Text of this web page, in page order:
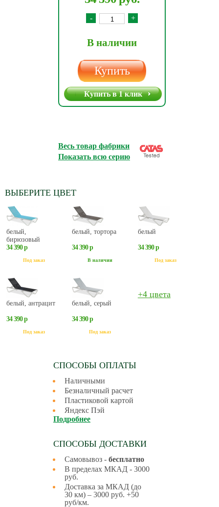
- +
В наличии
Купить
Купить в 1 клик
Весь товар фабрики
Показать всю серию
ВЫБЕРИТЕ ЦВЕТ
белый,
бирюзовый
34 390 р
Под заказ
белый, тортора
34 390 р
В наличии
белый
34 390 р
Под заказ
белый, антрацит
34 390 р
Под заказ
белый, серый
34 390 р
Под заказ
+4 цвета
СПОСОБЫ ОПЛАТЫ
Наличными
Безналичный расчет
Пластиковой картой
Яндекс Пэй
Подробнее
СПОСОБЫ ДОСТАВКИ
Самовывоз - бесплатно
В пределах МКАД - 3000
руб.
Доставка за МКАД (до
30 км) – 3000 руб. +50
руб/км.